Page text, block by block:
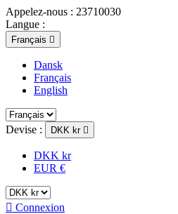
Appelez-nous : 23710030
Langue :
Français 
Dansk
Français
English
Devise : DKK kr 
DKK kr
EUR €
 Connexion